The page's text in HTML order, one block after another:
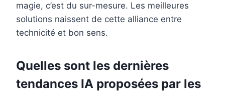
magie, c’est du sur-mesure. Les meilleures
solutions naissent de cette alliance entre
technicité et bon sens.
Quelles sont les dernières
tendances IA proposées par les